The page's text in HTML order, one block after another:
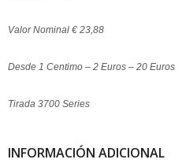
Valor Nominal € 23,88
Desde 1 Centimo – 2 Euros – 20 Euros
Tirada 3700 Series
INFORMACIÓN ADICIONAL